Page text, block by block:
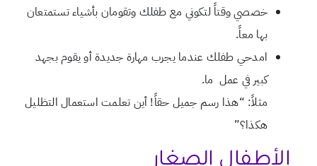
خصصي وقتاً لتكوني مع طفلك وتقومان بأشياء تستمتعان
بها معاً.
امدحي طفلك عندما يجرب مهارة جديدة أو يقوم بجهد
كبير في عمل ما.
مثلاً: “هذا رسم جميل حقاً! أين تعلمت استعمال التظليل
هكذا؟”
الأطفال الصغار